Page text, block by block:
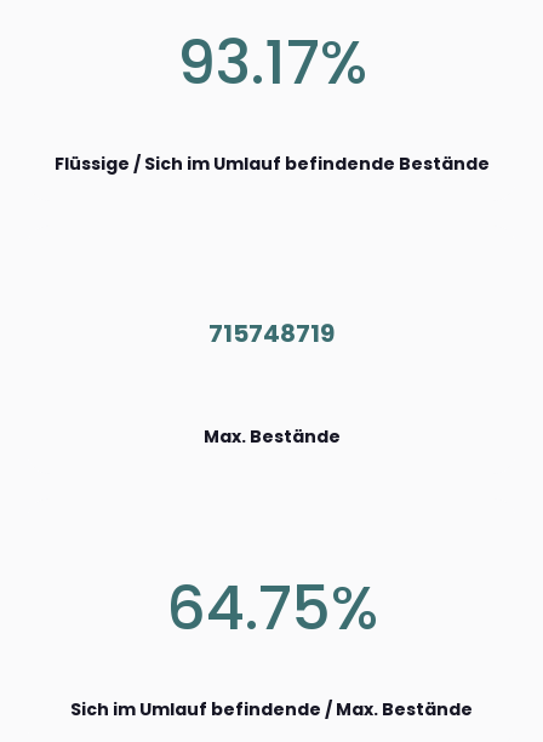
93.17%
Flüssige / Sich im Umlauf befindende Bestände
715748719
Max. Bestände
64.75%
Sich im Umlauf befindende / Max. Bestände